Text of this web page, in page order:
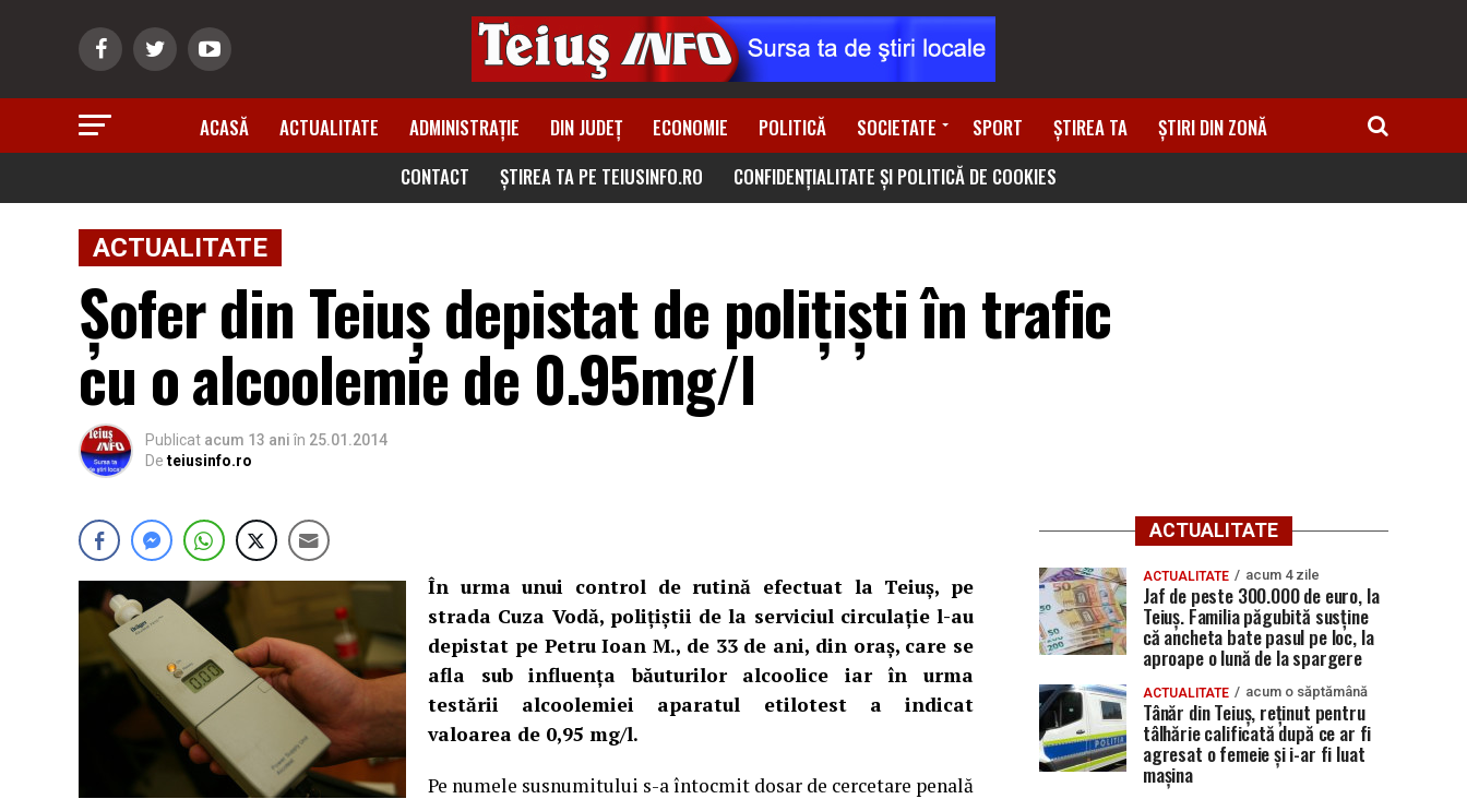
ACASĂ ACTUALITATE ADMINISTRAȚIE DIN JUDEȚ ECONOMIE POLITICĂ SOCIETATE SPORT ȘTIREA TA
ȘTIRI DIN ZONĂ
CONTACT
ȘTIREA TA PE TEIUSINFO.RO CONFIDENȚIALITATE ȘI POLITICĂ DE COOKIES
ACTUALITATE
Șofer din Teiuș depistat de polițiști în trafic
cu o alcoolemie de 0.95mg/l
Publicat acum 13 ani în 25.01.2014
De teiusinfo.ro
În urma unui control de rutină efectuat la Teiuș, pe
strada Cuza Vodă, polițiștii de la serviciul circulație l-au
depistat pe Petru Ioan M., de 33 de ani, din oraș, care se
afla sub influența băuturilor alcoolice iar în urma
testării alcoolemiei aparatul etilotest a indicat
valoarea de 0,95 mg/l.
Pe numele susnumitului s-a întocmit dosar de cercetare penală
ACTUALITATE
ACTUALITATE acum 4 zile
Jaf de peste 300.000 de euro, la
Teiuș. Familia păgubită susține
că ancheta bate pasul pe loc, la
aproape o lună de la spargere
ACTUALITATE acum o săptămână
Tânăr din Teiuș, reținut pentru
tâlhărie calificată după ce ar fi
agresat o femeie și i-ar fi luat
mașina